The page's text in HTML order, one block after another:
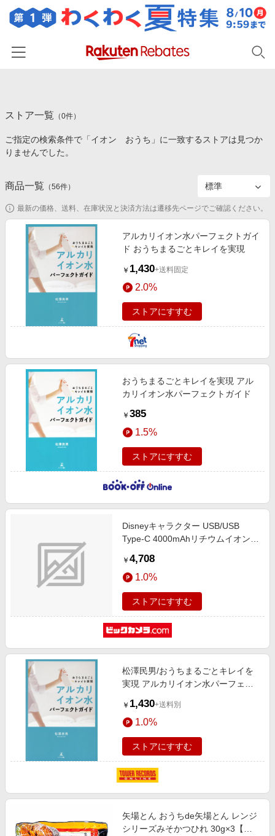
カテゴリー一覧
百貨店・総合ECモール
食品・スイーツ・お酒
コスメ・健康・医薬品
キッズ・ベビー用品
家電・PC・スマホ・カメラ
エンタメ
スポーツ・アウトドア・ゴルフ
インテリア・寝具
旅行・レジャー・ホテル予約
生活・お役立ち
金融・マネー・保険
デジタルコンテンツ
ビジネス・その他サービス
イベント一覧
初回購入者限定特典
対象ストア新規限定特典
新着ストアのご紹介
電子書籍特集
楽天ペイ導入ストア
楽天サービス特集
お中元特集2026
とことん買い物チャレンジ
Apple公式サイト×楽天カード分割払い
Qoo10メガポ
楽天IDでログイン/会員登録
ストア一覧 （0件）
ご指定の検索条件で「イオン おうち」に一致するストアは見つか
りませんでした。
商品一覧 （56件）
最新の価格、送料、在庫状況と決済方法は遷移先ページでご確認ください。
アルカリイオン水パーフェクトガイ
ド おうちまるごとキレイを実現
￥ 1,430+送料固定
2.0%
ストアにすすむ
おうちまるごとキレイを実現 アル
カリイオン水パーフェクトガイド
￥ 385
1.5%
ストアにすすむ
Disneyキャラクター USB/USB
Type-C 4000mAhリチウムイオンポ
122C
￥ 4,708
1.0%
ストアにすすむ
松澤民男/おうちまるごとキレイを
実現 アルカリイオン水パーフェク
￥ 1,430+送料別
1.0%
ストアにすすむ
矢場とん おうちde矢場とん レンジ
シリーズみそかつひれ 30g×3【＠